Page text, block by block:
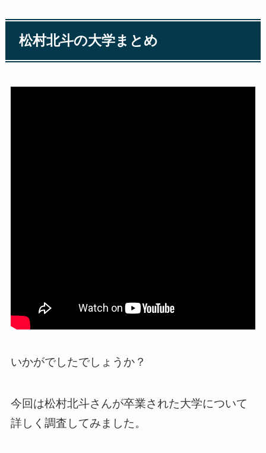
松村北斗の大学まとめ
いかがでしたでしょうか？
今回は松村北斗さんが卒業された大学について
詳しく調査してみました。